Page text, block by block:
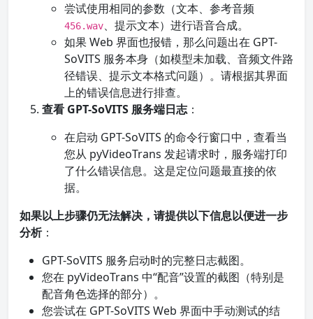
尝试使用相同的参数（文本、参考音频
456.wav、提示文本）进行语音合成。
如果 Web 界面也报错，那么问题出在 GPT-
SoVITS 服务本身（如模型未加载、音频文件路
径错误、提示文本格式问题）。请根据其界面
上的错误信息进行排查。
查看 GPT-SoVITS 服务端日志：
在启动 GPT-SoVITS 的命令行窗口中，查看当
您从 pyVideoTrans 发起请求时，服务端打印
了什么错误信息。这是定位问题最直接的依
据。
如果以上步骤仍无法解决，请提供以下信息以便进一步
分析：
GPT-SoVITS 服务启动时的完整日志截图。
您在 pyVideoTrans 中“配音”设置的截图（特别是
配音角色选择的部分）。
您尝试在 GPT-SoVITS Web 界面中手动测试的结